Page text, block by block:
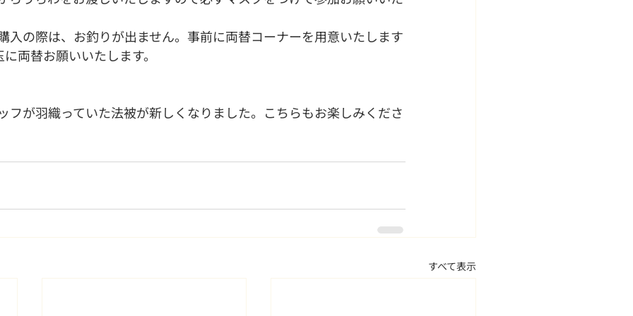
入の際は、お釣りが出ません。事前に両替コーナーを用意いたします
両替お願いいたします。
フが羽織っていた法被が新しくなりました。こちらもお楽しみくださ
すべて表示